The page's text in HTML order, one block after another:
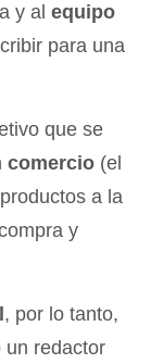
y al equipo
para una
que se
comercio (el
a la
y
, por lo tanto,
un redactor